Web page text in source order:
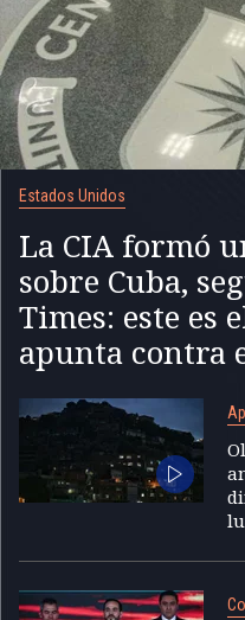
Estados Unidos
La CIA formó
sobre Cuba,
Times: este es
apunta contra